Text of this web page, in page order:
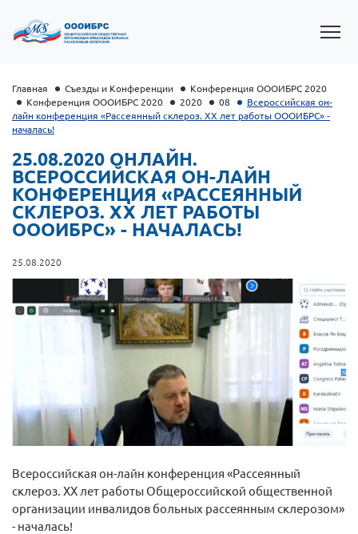
Президент Власов Я.В.
Первый вице-президент Кичигина Н. Ф.
Генеральный директор Матвиевская О.В.
Вице-президент Зрячева Н.В.
Вице-президент Шишлянников Ф.В.
Информационная служба
Отдел международных отношений
Вице-президент Черненко Д.Е.
Вице-президент Валюх М.В.
Вице-президент Чернова А.В.
Вице-президент Цикорин И.В.
Главная Съезды и Конференции
Конференция ОООИБРС 2020
Конференция ОООИБРС 2020
2020 08
Всероссийская он-
лайн конференция «Рассеянный склероз. ХХ лет работы ОООИБРС» -
началась!
25.08.2020 ОНЛАЙН.
ВСЕРОССИЙСКАЯ ОН-ЛАЙН
КОНФЕРЕНЦИЯ «РАССЕЯННЫЙ
СКЛЕРОЗ. ХХ ЛЕТ РАБОТЫ
ОООИБРС» - НАЧАЛАСЬ!
25.08.2020
Всероссийская он-лайн конференция «Рассеянный
склероз. ХХ лет работы Общероссийской общественной
организации инвалидов больных рассеянным склерозом»
- началась!